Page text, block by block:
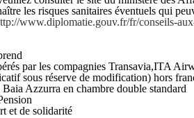
les risques sanitaires éventuels qui
www.diplomatie.gouv.fr/fr/conseils-
par les compagnies Transavia,ITA
sous réserve de modification) hors
Azzurra en chambre double standard
et de solidarité